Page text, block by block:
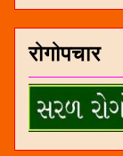
रोगोपचार